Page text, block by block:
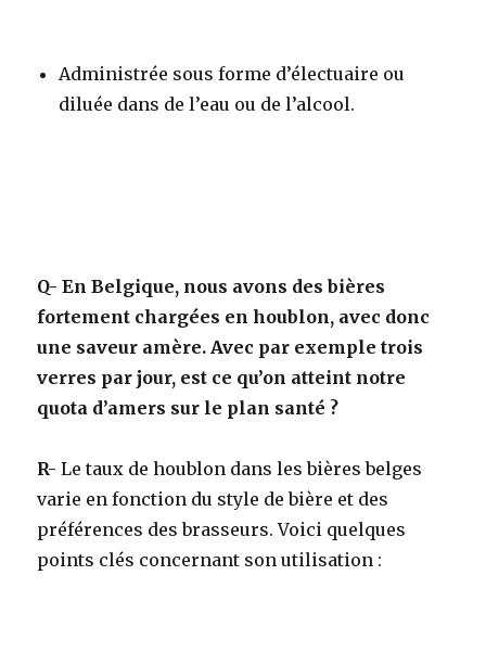
Administrée sous forme d’électuaire ou
diluée dans de l’eau ou de l’alcool.
Q- En Belgique, nous avons des bières
fortement chargées en houblon, avec donc
une saveur amère. Avec par exemple trois
verres par jour, est ce qu’on atteint notre
quota d’amers sur le plan santé ?
R- Le taux de houblon dans les bières belges
varie en fonction du style de bière et des
préférences des brasseurs. Voici quelques
points clés concernant son utilisation :